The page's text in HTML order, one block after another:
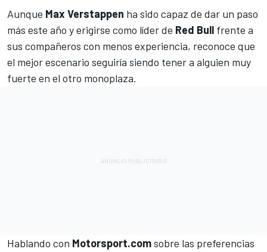
Aunque Max Verstappen ha sido capaz de dar un paso
más este año y erigirse como líder de Red Bull frente a
sus compañeros con menos experiencia, reconoce que
el mejor escenario seguiría siendo tener a alguien muy
fuerte en el otro monoplaza.
Hablando con Motorsport.comsobre las preferencias